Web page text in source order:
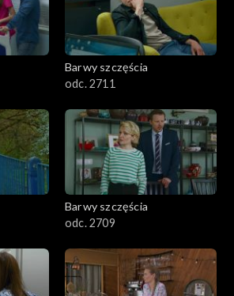
Barwy szczęścia
odc. 2711
Barwy szczęścia
odc. 2709